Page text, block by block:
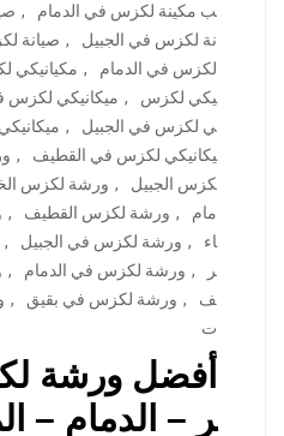
ب مكينة لكزس في الدمام
,
نة لكزس في الجبيل
, صيانة
لكزس في الدمام
, مكيانيكي
يكي لكزس
, ميكانيكي لكزس
ي لكزس في الجبيل
,
يكانيكي لكزس في القطيف
,
كزس الجبيل
, ورشة لكزس
مام
, ورشة لكزس القطيف ,
اء
, ورشة لكزس في الجبيل ,
ر
, ورشة لكزس في الدمام ,
ف
, ورشة لكزس في بقيق ,
ت
أفضل ورشة
ر – الدمام –